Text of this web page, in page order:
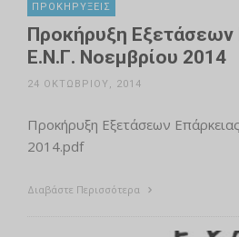
ΠΡΟΚΗΡΎΞΕΙΣ
Προκήρυξη Εξετάσεων
Ε.Ν.Γ. Νοεμβρίου 2014
24 ΟΚΤΩΒΡΊΟΥ, 2014
Προκήρυξη Εξετάσεων
2014.pdf
Διαβάστε Περισσότερα